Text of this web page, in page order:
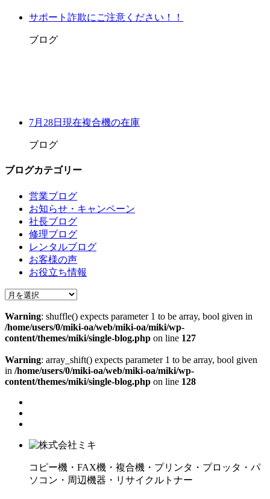
サポート詐欺にご注意ください！！
ブログ
7月28日現在複合機の在庫
ブログ
ブログカテゴリー
営業ブログ
お知らせ・キャンペーン
社長ブログ
修理ブログ
レンタルブログ
お客様の声
お役立ち情報
Warning: shuffle() expects parameter 1 to be array, bool given in
/home/users/0/miki-oa/web/miki-oa/miki/wp-
content/themes/miki/single-blog.php on line 127
Warning: array_shift() expects parameter 1 to be array, bool given
in /home/users/0/miki-oa/web/miki-oa/miki/wp-
content/themes/miki/single-blog.php on line 128
コピー機・FAX機・複合機・プリンタ・プロッタ・パ
ソコン・周辺機器・リサイクルトナー